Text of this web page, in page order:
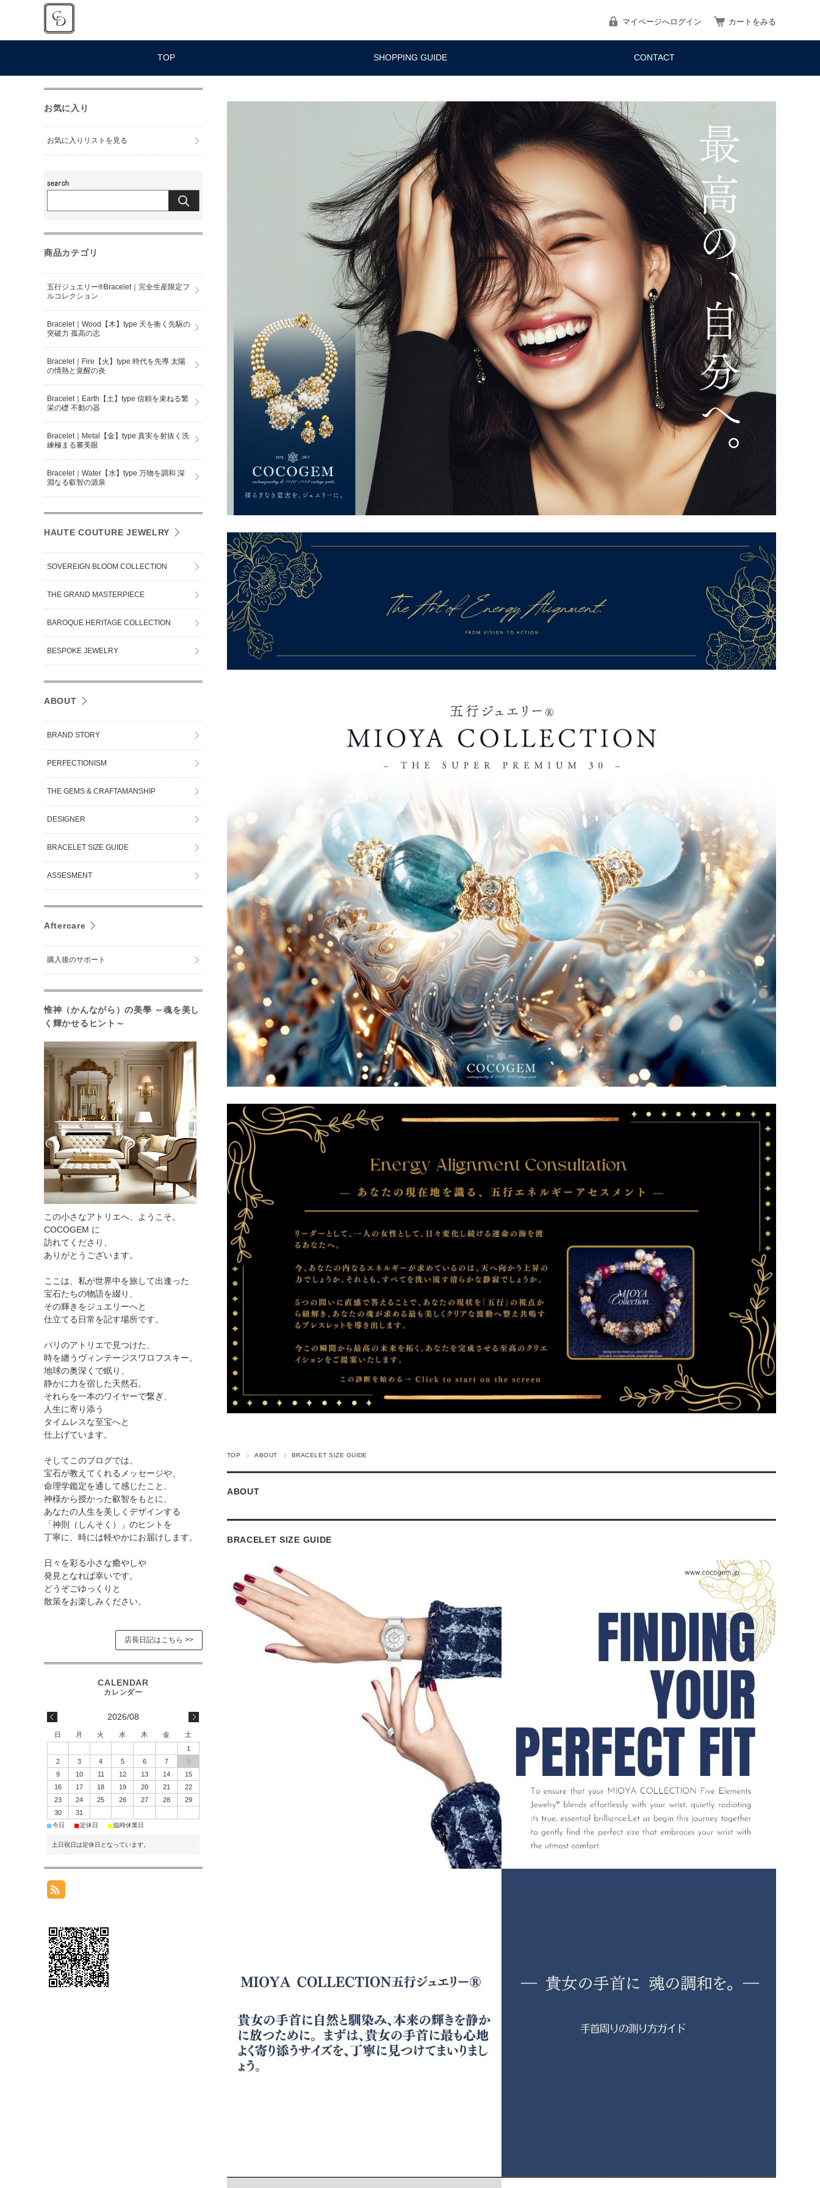
マイページへログイン カートをみる
TOP SHOPPING GUIDE CONTACT
TOP ABOUT BRACELET SIZE GUIDE
ABOUT
BRACELET SIZE GUIDE
お気に入り
お気に入りリストを見る
商品カテゴリ
五行ジュエリー®Bracelet｜完全生産限定フ
ルコレクション
Bracelet｜Wood【木】type 天を衝く先駆の
突破力 孤高の志
Bracelet｜Fire【火】type 時代を先導 太陽
の情熱と覚醒の炎
Bracelet｜Earth【土】type 信頼を束ねる繁
栄の礎 不動の器
Bracelet｜Metal【金】type 真実を射抜く洗
練極まる審美眼
Bracelet｜Water【水】type 万物を調和 深
淵なる叡智の源泉
HAUTE COUTURE JEWELRY
SOVEREIGN BLOOM COLLECTION
THE GRAND MASTERPIECE
BAROQUE HERITAGE COLLECTION
BESPOKE JEWELRY
ABOUT
BRAND STORY
PERFECTIONISM
THE GEMS & CRAFTAMANSHIP
DESIGNER
BRACELET SIZE GUIDE
ASSESMENT
Aftercare
購入後のサポート
惟神（かんながら）の美學 ～魂を美し
く輝かせるヒント～
この小さなアトリエへ、ようこそ。
COCOGEM に
訪れてくださり、
ありがとうございます。
ここは、私が世界中を旅して出逢った
宝石たちの物語を綴り、
その輝きをジュエリーへと
仕立てる日常を記す場所です。
パリのアトリエで見つけた、
時を纏うヴィンテージスワロフスキー。
地球の奥深くで眠り、
静かに力を宿した天然石。
それらを一本のワイヤーで繋ぎ、
人生に寄り添う
タイムレスな至宝へと
仕上げています。
そしてこのブログでは、
宝石が教えてくれるメッセージや、
命理学鑑定を通して感じたこと、
神様から授かった叡智をもとに、
あなたの人生を美しくデザインする
「神則（しんそく）」のヒントを
丁寧に、時には軽やかにお届けします。
日々を彩る小さな癒やしや
発見となれば幸いです。
どうぞごゆっくりと
散策をお楽しみください。
店長日記はこちら >>
2026/08
日 月 火 水 木 金
土
1
2
3 4 5 6 7
8
9
10 11 12 13 14
15
16
17 18 19 20 21
22
23
24 25 26 27 28
29
30
31
■今日 ■定休日 ■ 臨時休業日
土日祝日は定休日となっています。